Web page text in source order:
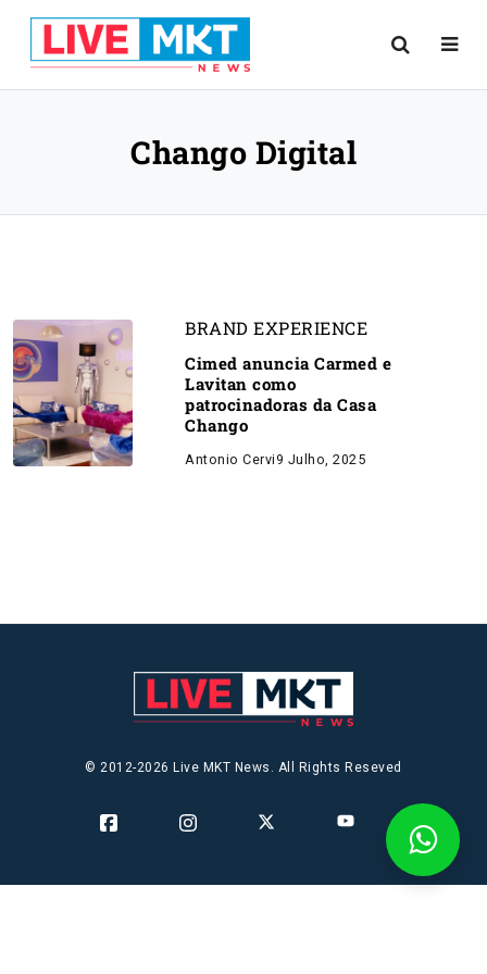
Chango Digital
BRAND EXPERIENCE
Cimed anuncia Carmed e
Lavitan como
patrocinadoras da Casa
Chango
Antonio Cervi 9 Julho, 2025
© 2012-2026 Live MKT News. All Rights Reseved